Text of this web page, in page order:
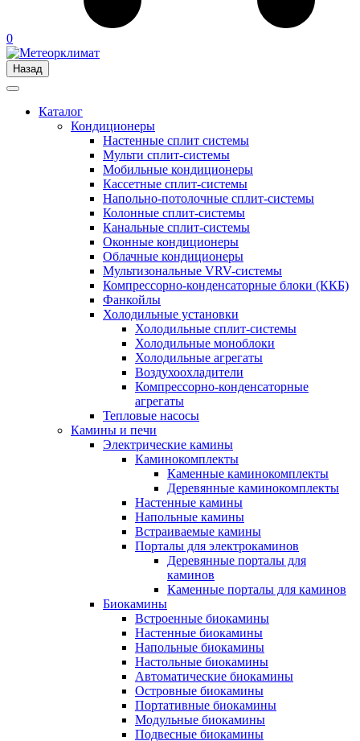
0
Назад
Каталог
Кондиционеры
Настенные сплит системы
Мульти сплит-системы
Мобильные кондиционеры
Кассетные сплит-системы
Напольно-потолочные сплит-системы
Колонные сплит-системы
Канальные сплит-системы
Оконные кондиционеры
Облачные кондиционеры
Мультизональные VRV-системы
Компрессорно-конденсаторные блоки (ККБ)
Фанкойлы
Холодильные установки
Холодильные сплит-системы
Холодильные моноблоки
Холодильные агрегаты
Воздухоохладители
Компрессорно-конденсаторные
агрегаты
Тепловые насосы
Камины и печи
Электрические камины
Каминокомплекты
Каменные каминокомплекты
Деревянные каминокомплекты
Настенные камины
Напольные камины
Встраиваемые камины
Порталы для электрокаминов
Деревянные порталы для
каминов
Каменные порталы для каминов
Биокамины
Встроенные биокамины
Настенные биокамины
Напольные биокамины
Настольные биокамины
Автоматические биокамины
Островные биокамины
Портативные биокамины
Модульные биокамины
Подвесные биокамины